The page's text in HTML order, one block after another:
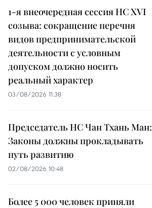
1-я внеочередная сессия НС XVI
созыва: сокращение перечня
видов предпринимательской
деятельности с условным
допуском должно носить
реальный характер
03/08/2026 11:38
Председатель НС Чан Тхань Ман:
Законы должны прокладывать
путь развитию
02/08/2026 10:48
Более 5 000 человек приняли